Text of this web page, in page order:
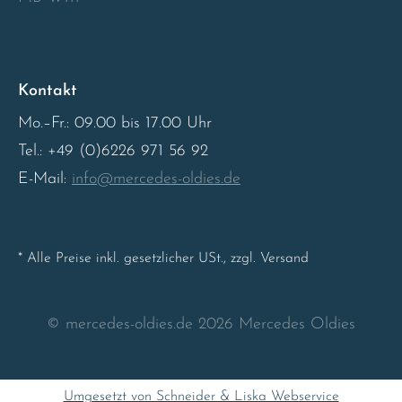
Kontakt
Mo.–Fr.: 09.00 bis 17.00 Uhr
Tel.: +49 (0)6226 971 56 92
E-Mail: info@mercedes-oldies.de
* Alle Preise inkl. gesetzlicher USt., zzgl. Versand
© mercedes-oldies.de 2026 Mercedes Oldies
Umgesetzt von Schneider & Liska Webservice
United Kingdom